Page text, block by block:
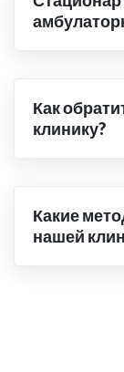
Как
клинику?
Какие
нашей